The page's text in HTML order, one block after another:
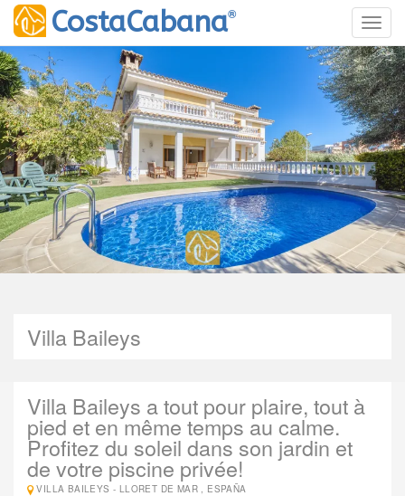
CostaCabana®
Villa Baileys
Villa Baileys a tout pour plaire, tout à
pied et en même temps au calme.
Profitez du soleil dans son jardin et
de votre piscine privée!
VILLA BAILEYS - LLORET DE MAR , ESPAÑA